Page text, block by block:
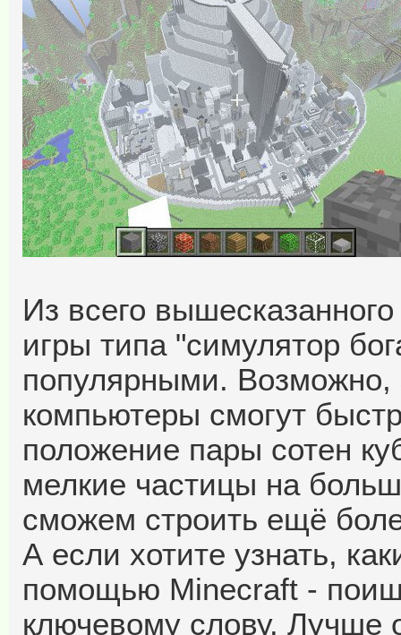
Из всего
игры типа "симулятор
популярными. Возможно,
компьютеры смогут
положение пары сотен
мелкие частицы на
сможем строить ещё
А если хотите узнать,
помощью Minecraft -
ключевому слову. Лучше